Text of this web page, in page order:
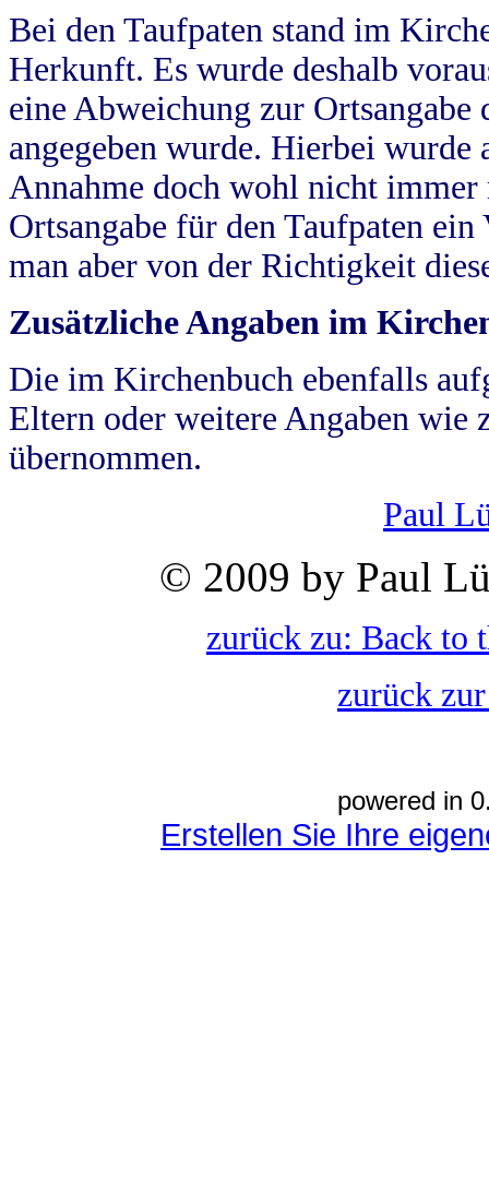
Bei den Taufpaten stand im
Herkunft. Es wurde deshalb
eine Abweichung zur
angegeben wurde. Hierbei wurde
Annahme doch wohl nicht
Ortsangabe für den Taufpaten
man aber von der Richtigkeit
Zusätzliche Angaben im
Die im Kirchenbuch ebenfalls
Eltern oder weitere Angaben wie
übernommen.
Paul
© 2009 by Paul
zurück zu: Back to
zurück
powered in
Erstellen Sie Ihre